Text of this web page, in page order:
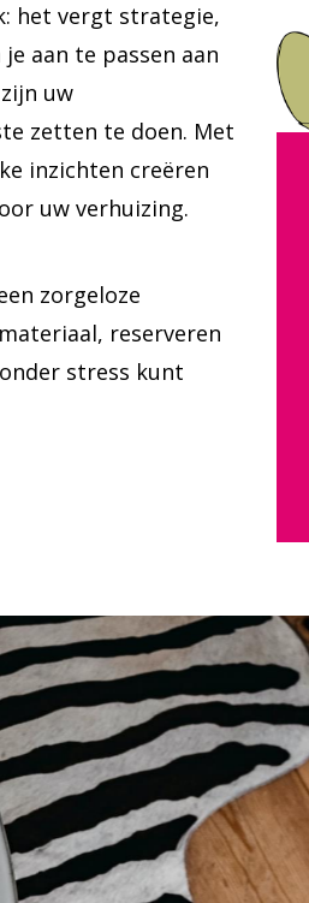
het vergt strategie,
aan te passen aan
uw
zetten te doen. Met
inzichten creëren
uw verhuizing.
zorgeloze
reserveren
stress kunt